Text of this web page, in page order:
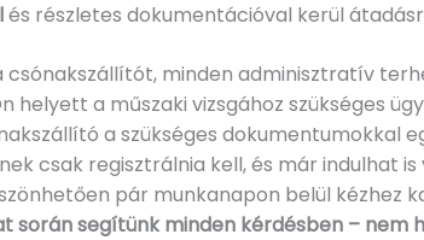
és részletes dokumentációval kerül
minden adminisztratív
helyett a műszaki vizsgához szükséges
a szükséges dokumentumokkal
csak regisztrálnia kell, és már indulhat
pár munkanapon belül kézhez
során segítünk minden kérdésben – nem